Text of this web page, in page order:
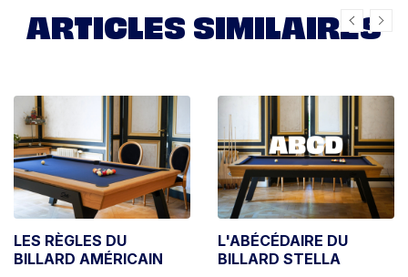
ARTICLES SIMILAIRES
LES RÈGLES DU
BILLARD AMÉRICAIN
L'ABÉCÉDAIRE DU
BILLARD STELLA